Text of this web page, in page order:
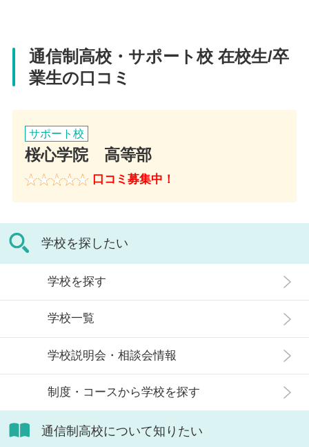
099-813-7515
アクセス
通信制高校・サポート校 在校生/卒
業生の口コミ
サポート校
桜心学院 高等部
口コミ募集中！
学校を探したい
学校を探す
学校一覧
学校説明会・相談会情報
制度・コースから学校を探す
通信制高校について知りたい